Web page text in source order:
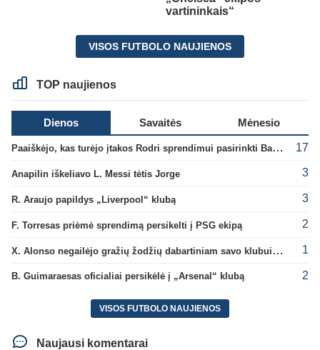
vartininkais“
VISOS FUTBOLO NAUJIENOS
TOP naujienos
Dienos Savaitės Mėnesio
Paaiškėjo, kas turėjo įtakos Rodri sprendimui pasirinkti Barselonos pusę 17
Anapilin iškeliavo L. Messi tėtis Jorge 3
R. Araujo papildys „Liverpool“ klubą 3
F. Torresas priėmė sprendimą persikelti į PSG ekipą 2
X. Alonso negailėjo gražių žodžių dabartiniam savo klubui „Chelsea“ 1
B. Guimaraesas oficialiai persikėlė į „Arsenal“ klubą 2
VISOS FUTBOLO NAUJIENOS
Naujausi komentarai